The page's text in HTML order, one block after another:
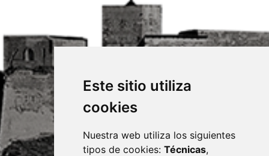
Este sitio utiliza
cookies
Nuestra web utiliza los siguientes
tipos de cookies: Técnicas,